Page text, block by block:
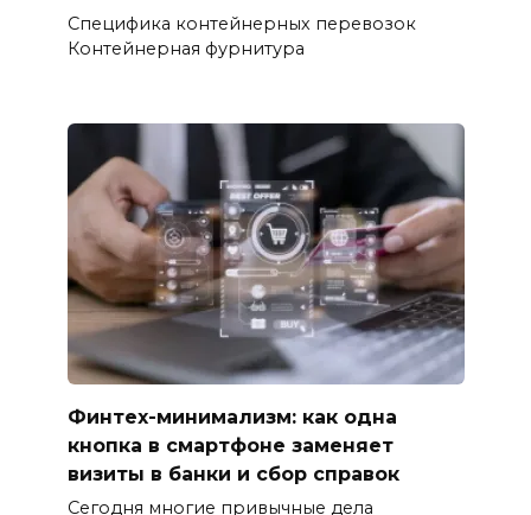
Специфика контейнерных перевозок
Контейнерная фурнитура
Финтех-минимализм: как одна
кнопка в смартфоне заменяет
визиты в банки и сбор справок
Сегодня многие привычные дела